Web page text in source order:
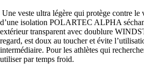
Une veste ultra légère qui protège contre le
d’une isolation POLARTEC ALPHA
extérieur transparent avec doublure
regard, est doux au toucher et évite
intermédiaire. Pour les athlètes qui
utiliser par temps froid.